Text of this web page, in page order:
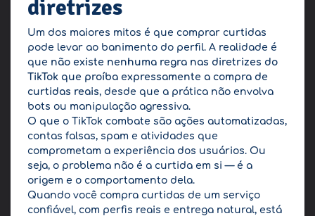
diretrizes
Um dos maiores mitos é que comprar curtidas
pode levar ao banimento do perfil. A realidade é
que não existe nenhuma regra nas diretrizes do
TikTok que proíba expressamente a compra de
curtidas reais, desde que a prática não envolva
bots ou manipulação agressiva.
O que o TikTok combate são ações automatizadas,
contas falsas, spam e atividades que
comprometam a experiência dos usuários. Ou
seja, o problema não é a curtida em si — é a
origem e o comportamento dela.
Quando você compra curtidas de um serviço
confiável, com perfis reais e entrega natural, está